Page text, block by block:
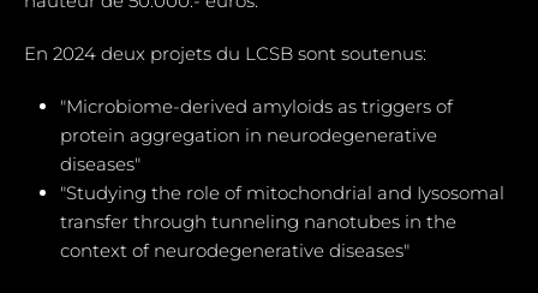
En 2024 deux projets du LCSB sont soutenus:
"Microbiome-derived amyloids as triggers of
protein aggregation in neurodegenerative
diseases"
"Studying the role of mitochondrial and Iysosomal
transfer through tunneling nanotubes in the
context of neurodegenerative diseases"